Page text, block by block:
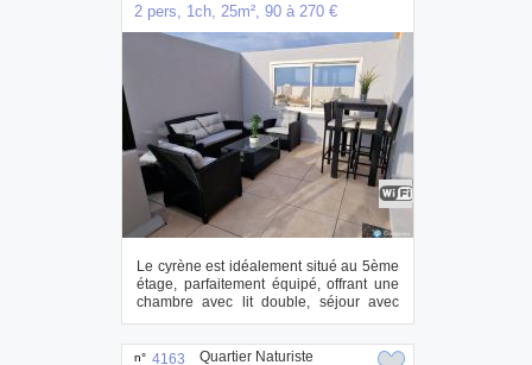
2 pers, 1ch, 25m², 90 à 270 €
Le cyrène est idéalement situé au 5ème
étage, parfaitement équipé, offrant une
chambre avec lit double, séjour avec
can...
n° 4163 Quartier Naturiste